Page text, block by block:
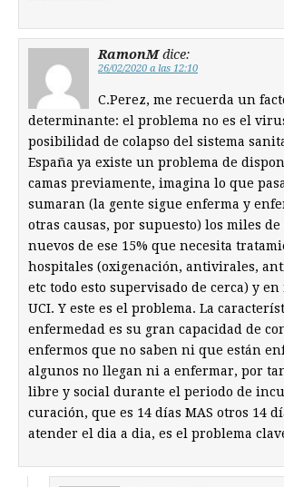
RamonM dice:
26/02/2020 a las 12:10
C.Perez, me recuerda un
determinante: el problema no es el
posibilidad de colapso del sistema
España ya existe un problema de
camas previamente, imagina lo que
sumaran (la gente sigue enferma y
otras causas, por supuesto) los miles de
nuevos de ese 15% que necesita
hospitales (oxigenación, antivirales,
etc todo esto supervisado de cerca) y en
UCI. Y este es el problema. La
enfermedad es su gran capacidad de
enfermos que no saben ni que están
algunos no llegan ni a enfermar, por
libre y social durante el periodo de
curación, que es 14 días MAS otros 14
atender el dia a dia, es el problema